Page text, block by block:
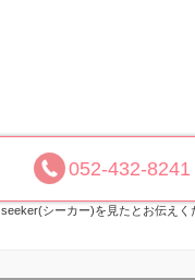
052-432-8241
seeker(シーカー)を見たとお伝えく